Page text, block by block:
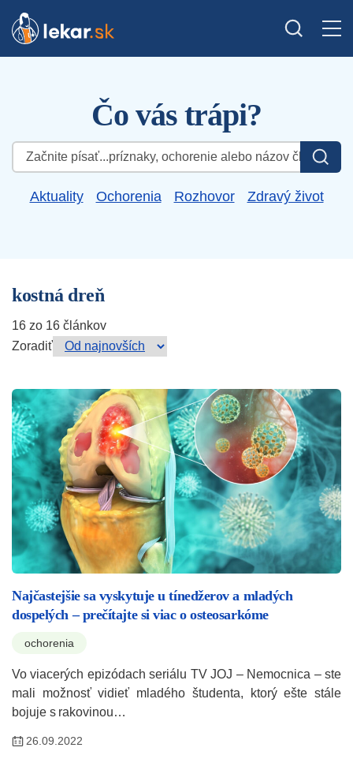
Čo vás trápi?
Hľadať:
Aktuality Ochorenia Rozhovor Zdravý život
kostná dreň
16 zo 16 článkov
Zoradiť
Najčastejšie sa vyskytuje u tínedžerov a mladých
dospelých – prečítajte si viac o osteosarkóme
ochorenia
Vo viacerých epizódach seriálu TV JOJ – Nemocnica – ste
mali možnosť vidieť mladého študenta, ktorý ešte stále
bojuje s rakovinou…
26.09.2022